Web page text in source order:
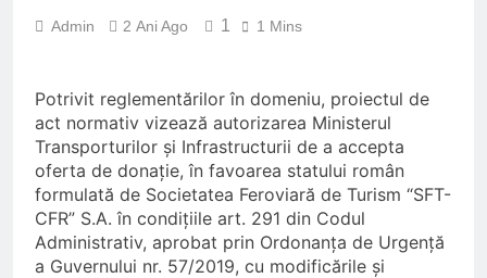
2026
februarie 2026
5 Luni Ago
Admin 2 Ani Ago 1 1 Mins
Potrivit reglementărilor în domeniu, proiectul de
act normativ vizează autorizarea Ministerul
Transporturilor și Infrastructurii de a accepta
oferta de donație, în favoarea statului român
formulată de Societatea Feroviară de Turism “SFT-
CFR” S.A. în condițiile art. 291 din Codul
Administrativ, aprobat prin Ordonanța de Urgență
a Guvernului nr. 57/2019, cu modificările și